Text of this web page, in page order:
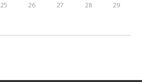
25 26 27 28 29